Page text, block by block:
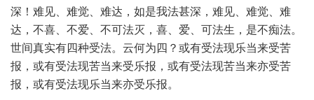
深！难见、难觉、难达，如是我法甚深，难见、难觉、难
达，不喜、不爱、不可法灭，喜、爱、可法生，是不痴法。
世间真实有四种受法。云何为四？或有受法现乐当来受苦
报，或有受法现苦当来受乐报，或有受法现苦当来亦受苦
报，或有受法现乐当来亦受乐报。